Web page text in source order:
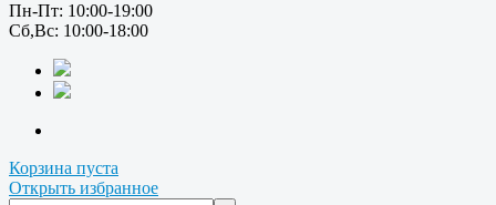
Пн-Пт: 10:00-19:00
Сб,Вс: 10:00-18:00
Корзина пуста
Открыть избранное